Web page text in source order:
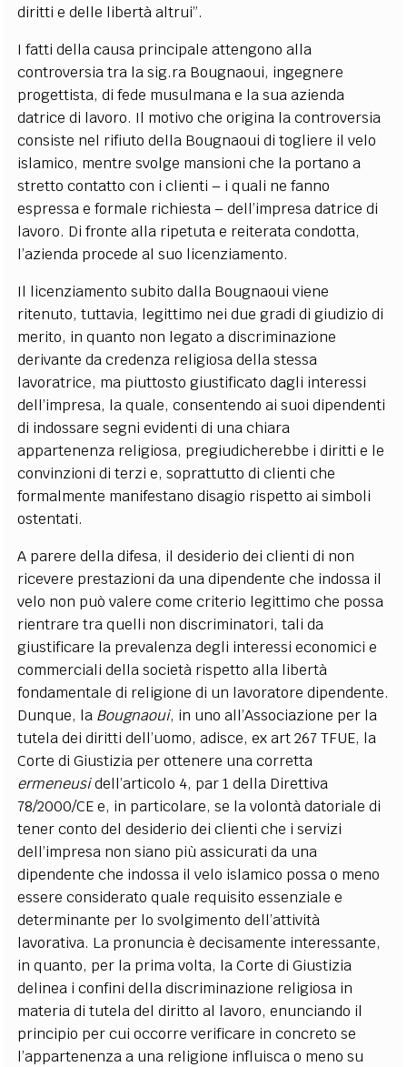
diritti e delle libertà altrui”.
I fatti della causa principale attengono alla
controversia tra la sig.ra Bougnaoui, ingegnere
progettista, di fede musulmana e la sua azienda
datrice di lavoro. Il motivo che origina la controversia
consiste nel rifiuto della Bougnaoui di togliere il velo
islamico, mentre svolge mansioni che la portano a
stretto contatto con i clienti – i quali ne fanno
espressa e formale richiesta – dell’impresa datrice di
lavoro. Di fronte alla ripetuta e reiterata condotta,
l’azienda procede al suo licenziamento.
Il licenziamento subito dalla Bougnaoui viene
ritenuto, tuttavia, legittimo nei due gradi di giudizio di
merito, in quanto non legato a discriminazione
derivante da credenza religiosa della stessa
lavoratrice, ma piuttosto giustificato dagli interessi
dell’impresa, la quale, consentendo ai suoi dipendenti
di indossare segni evidenti di una chiara
appartenenza religiosa, pregiudicherebbe i diritti e le
convinzioni di terzi e, soprattutto di clienti che
formalmente manifestano disagio rispetto ai simboli
ostentati.
A parere della difesa, il desiderio dei clienti di non
ricevere prestazioni da una dipendente che indossa il
velo non può valere come criterio legittimo che possa
rientrare tra quelli non discriminatori, tali da
giustificare la prevalenza degli interessi economici e
commerciali della società rispetto alla libertà
fondamentale di religione di un lavoratore dipendente.
Dunque, la Bougnaoui, in uno all’Associazione per la
tutela dei diritti dell’uomo, adisce, ex art 267 TFUE, la
Corte di Giustizia per ottenere una corretta
ermeneusidell’articolo 4, par 1 della Direttiva
78/2000/CE e, in particolare, se la volontà datoriale di
tener conto del desiderio dei clienti che i servizi
dell’impresa non siano più assicurati da una
dipendente che indossa il velo islamico possa o meno
essere considerato quale requisito essenziale e
determinante per lo svolgimento dell’attività
lavorativa. La pronuncia è decisamente interessante,
in quanto, per la prima volta, la Corte di Giustizia
delinea i confini della discriminazione religiosa in
materia di tutela del diritto al lavoro, enunciando il
principio per cui occorre verificare in concreto se
l’appartenenza a una religione influisca o meno su